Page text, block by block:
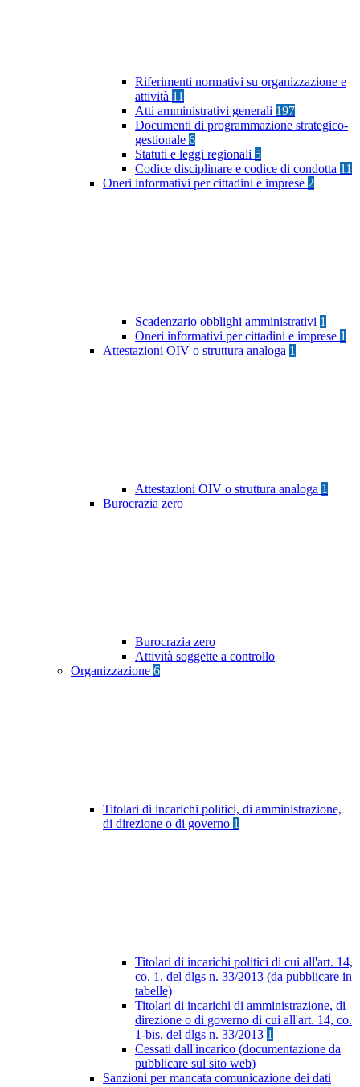
Riferimenti normativi su organizzazione e
attività 11
Atti amministrativi generali 197
Documenti di programmazione strategico-
gestionale 6
Statuti e leggi regionali 5
Codice disciplinare e codice di condotta 11
Oneri informativi per cittadini e imprese 2
Scadenzario obblighi amministrativi 1
Oneri informativi per cittadini e imprese 1
Attestazioni OIV o struttura analoga 1
Attestazioni OIV o struttura analoga 1
Burocrazia zero
Burocrazia zero
Attività soggette a controllo
Organizzazione 6
Titolari di incarichi politici, di amministrazione,
di direzione o di governo 1
Titolari di incarichi politici di cui all'art. 14,
co. 1, del dlgs n. 33/2013 (da pubblicare in
tabelle)
Titolari di incarichi di amministrazione, di
direzione o di governo di cui all'art. 14, co.
1-bis, del dlgs n. 33/2013 1
Cessati dall'incarico (documentazione da
pubblicare sul sito web)
Sanzioni per mancata comunicazione dei dati